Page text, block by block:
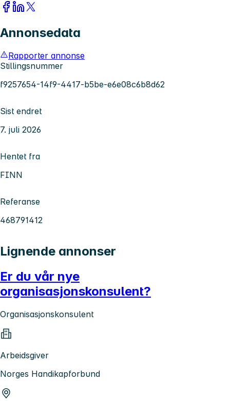
Annonsedata
Rapporter annonse
Stillingsnummer
f9257654-14f9-4417-b5be-e6e08c6b8d62
Sist endret
7. juli 2026
Hentet fra
FINN
Referanse
468791412
Lignende annonser
Er du vår nye
organisasjonskonsulent?
Organisasjonskonsulent
Arbeidsgiver
Norges Handikapforbund